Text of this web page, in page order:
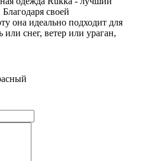
своей
она идеально подходит для
снег, ветер или ураган,